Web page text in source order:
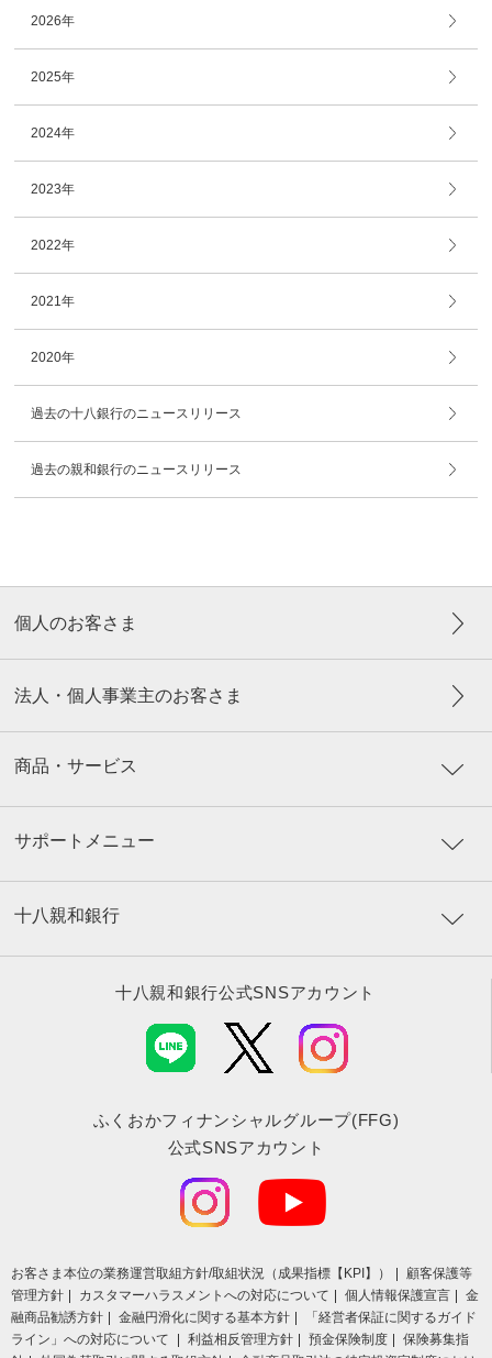
2026年
2025年
2024年
2023年
2022年
2021年
2020年
過去の十八銀行のニュースリリース
過去の親和銀行のニュースリリース
個人のお客さま
法人・個人事業主のお客さま
商品・サービス
サポートメニュー
十八親和銀行
十八親和銀行公式SNSアカウント
ふくおかフィナンシャルグループ(FFG)
公式SNSアカウント
お客さま本位の業務運営取組⽅針/取組状況（成果指標【KPI】）
顧客保護等
管理方針
カスタマーハラスメントへの対応について 個人情報保護宣言
金
融商品勧誘方針
金融円滑化に関する基本方針
「経営者保証に関するガイド
ライン」への対応について
利益相反管理方針 預金保険制度
保険募集指